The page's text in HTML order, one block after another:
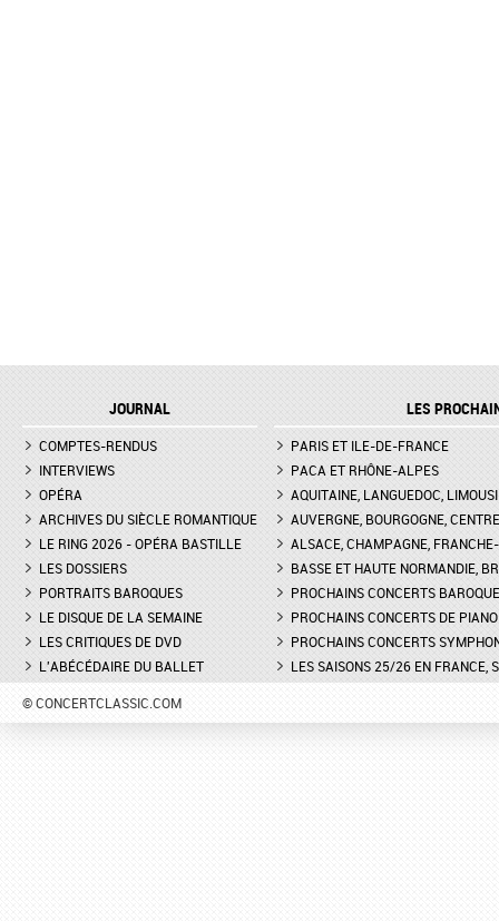
JOURNAL
COMPTES-RENDUS
INTERVIEWS
OPÉRA
ARCHIVES DU SIÈCLE ROMANTIQUE
LE RING 2026 - OPÉRA BASTILLE
LES DOSSIERS
PORTRAITS BAROQUES
LE DISQUE DE LA SEMAINE
LES CRITIQUES DE DVD
L'ABÉCÉDAIRE DU BALLET
LES
PARIS ET ILE-DE-FRANCE
PACA ET RHÔNE-ALPES
AQUITAINE, LANGUEDOC,
AUVERGNE, BOURGOGNE, CENTRE
ALSACE, CHAMPAGNE,
BASSE ET HAUTE NORMANDIE,
PROCHAINS CONCERTS
PROCHAINS CONCERTS DE PIANO
PROCHAINS CONCERTS
LES SAISONS 25/26 EN FRANCE,
© CONCERTCLASSIC.COM